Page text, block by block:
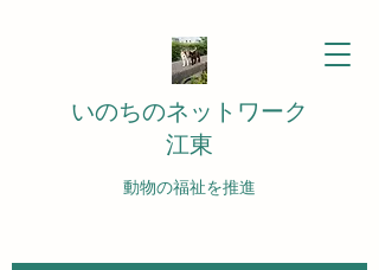
いのちのネットワーク
江東
動物の福祉を推進